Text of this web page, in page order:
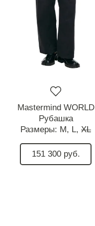
Mastermind WORLD
Рубашка
Размеры: M, L, XL
151 300 руб.